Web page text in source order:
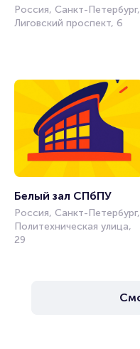
Россия, Санкт-Петербург,
Лиговский проспект, 6
Белый зал СПбПУ
Россия, Санкт-Петербург,
Политехническая улица,
29